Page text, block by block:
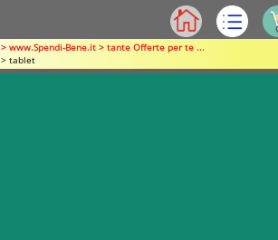
> www.Spendi-Bene.it > tante Offerte per te ...
> tablet